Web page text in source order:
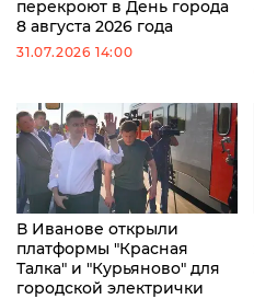
перекроют в День города
8 августа 2026 года
31.07.2026 14:00
В Иванове открыли
платформы "Красная
Талка" и "Курьяново" для
городской электрички